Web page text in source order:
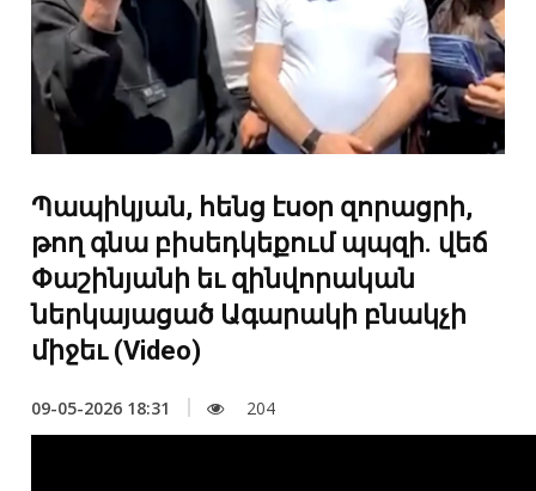
Պապիկյան, հենց էսօր զորացրի,
թող գնա բիսեդկեքում պպզի. վեճ
Փաշինյանի եւ զինվորական
ներկայացած Ագարակի բնակչի
միջեւ (Video)
09-05-2026 18:31 204